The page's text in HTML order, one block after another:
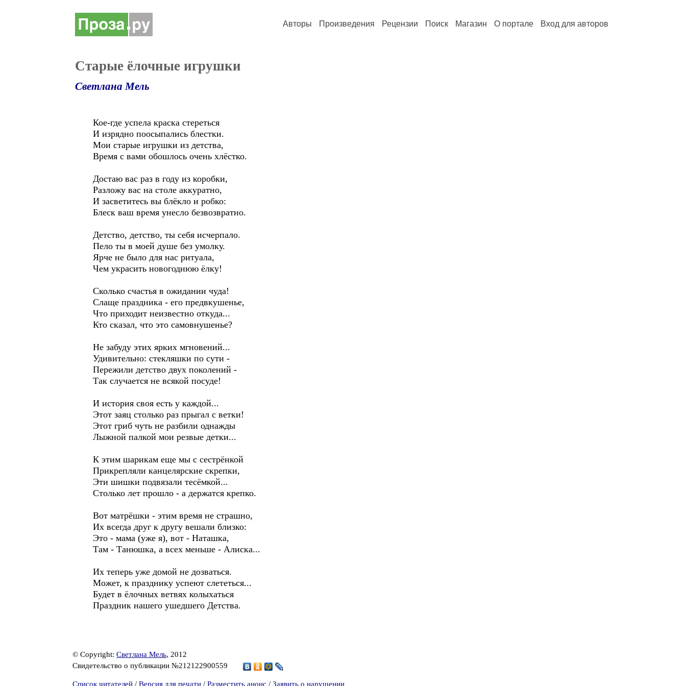
Авторы Произведения Рецензии Поиск Магазин О портале Вход для авторов
Старые ёлочные игрушки
Светлана Мель
Кое-где успела краска стереться
И изрядно поосыпались блестки.
Мои старые игрушки из детства,
Время с вами обошлось очень хлёстко.
Достаю вас раз в году из коробки,
Разложу вас на столе аккуратно,
И засветитесь вы блёкло и робко:
Блеск ваш время унесло безвозвратно.
Детство, детство, ты себя исчерпало.
Пело ты в моей душе без умолку.
Ярче не было для нас ритуала,
Чем украсить новогоднюю ёлку!
Сколько счастья в ожидании чуда!
Слаще праздника - его предвкушенье,
Что приходит неизвестно откуда...
Кто сказал, что это самовнушенье?
Не забуду этих ярких мгновений...
Удивительно: стекляшки по сути -
Пережили детство двух поколений -
Так случается не всякой посуде!
И история своя есть у каждой...
Этот заяц столько раз прыгал с ветки!
Этот гриб чуть не разбили однажды
Лыжной палкой мои резвые детки...
К этим шарикам еще мы с сестрёнкой
Прикрепляли канцелярские скрепки,
Эти шишки подвязали тесёмкой...
Столько лет прошло - а держатся крепко.
Вот матрёшки - этим время не страшно,
Их всегда друг к другу вешали близко:
Это - мама (уже я), вот - Наташка,
Там - Танюшка, а всех меньше - Алиска...
Их теперь уже домой не дозваться.
Может, к празднику успеют слететься...
Будет в ёлочных ветвях колыхаться
Праздник нашего ушедшего Детства.
© Copyright: Светлана Мель, 2012
Свидетельство о публикации №212122900559
Список читателей / Версия для печати / Разместить анонс / Заявить о нарушении